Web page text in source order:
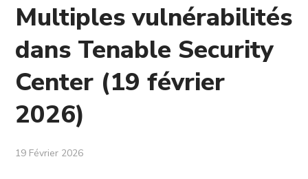
Multiples vulnérabilités
dans Tenable Security
Center (19 février
2026)
19 Février 2026